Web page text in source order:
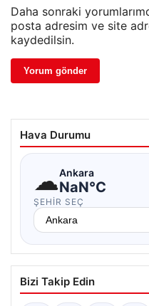
Daha sonraki
posta adresim ve site
kaydedilsin.
Hava Durumu
☁Ankara
NaN°C
ŞEHIR SEÇ
Bizi Takip Edin